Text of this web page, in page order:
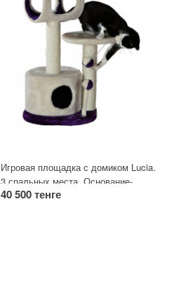
Игровая площадка с домиком Lucia.
3 спальных места. Основание-
плюш, столбики с обмоткой из
40 500 тенге